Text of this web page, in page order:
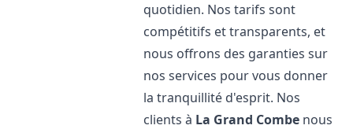
quotidien. Nos tarifs sont
compétitifs et transparents, et
nous offrons des garanties sur
nos services pour vous donner
la tranquillité d'esprit. Nos
clients à La Grand Combe nous